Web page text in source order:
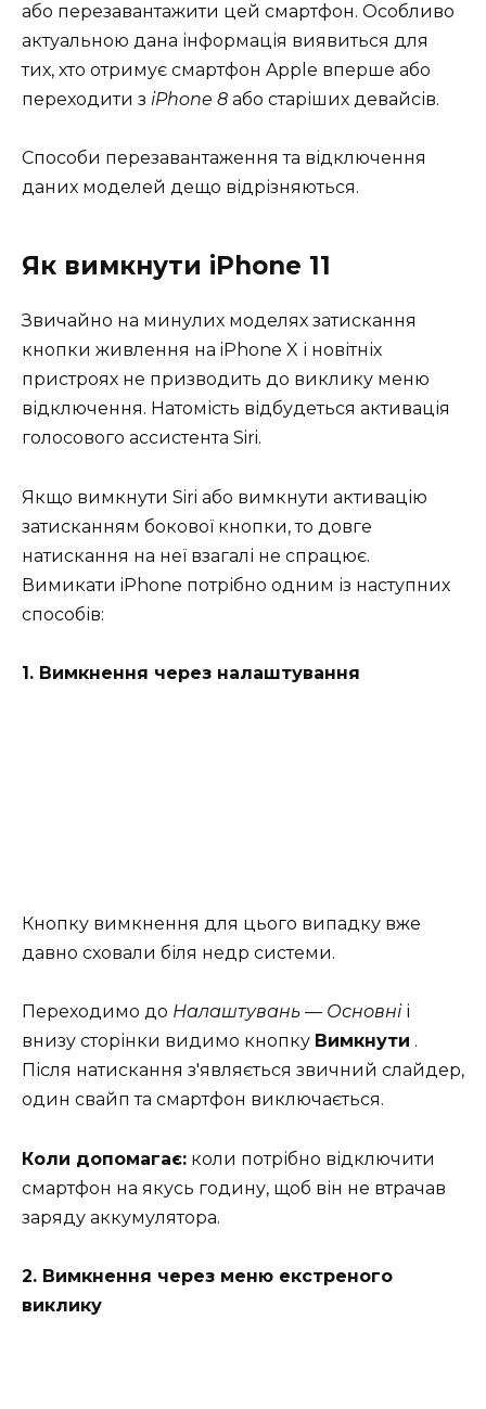
або перезавантажити цей смартфон. Особливо
актуальною дана інформація виявиться для
тих, хто отримує смартфон Apple вперше або
переходити з iPhone 8 або старіших девайсів.
Способи перезавантаження та відключення
даних моделей дещо відрізняються.
Як вимкнути iPhone 11
Звичайно на минулих моделях затискання
кнопки живлення на iPhone X і новітніх
пристроях не призводить до виклику меню
відключення. Натомість відбудеться активація
голосового ассистента Siri.
Якщо вимкнути Siri або вимкнути активацію
затисканням бокової кнопки, то довге
натискання на неї взагалі не спрацює.
Вимикати iPhone потрібно одним із наступних
способів:
1. Вимкнення через налаштування
Кнопку вимкнення для цього випадку вже
давно сховали біля недр системи.
Переходимо до Налаштувань — Основніі
внизу сторінки видимо кнопку Вимкнути .
Після натискання з'являється звичний слайдер,
один свайп та смартфон виключається.
Коли допомагає: коли потрібно відключити
смартфон на якусь годину, щоб він не втрачав
заряду аккумулятора.
2. Вимкнення через меню екстреного
виклику